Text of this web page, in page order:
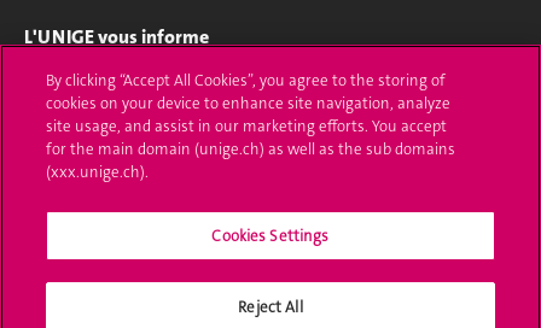
L'UNIGE vous informe
UNIGE Mobile
Médias
Offres d'emploi
Calendrier académique
By clicking “Accept All Cookies”, you agree to the storing of
cookies on your device to enhance site navigation, analyze
site usage, and assist in our marketing efforts. You accept
for the main domain (unige.ch) as well as the sub domains
(xxx.unige.ch).
Cookies Settings
Reject All